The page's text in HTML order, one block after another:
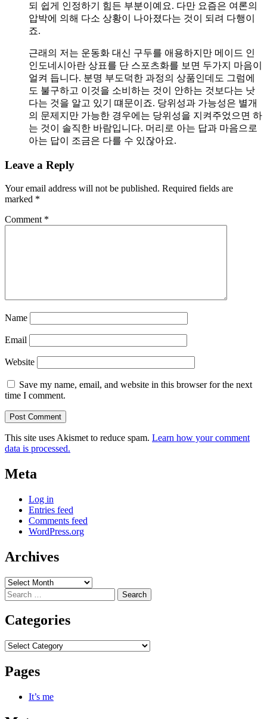
되 쉽게 인정하기 힘든 부분이예요. 다만 요즘은 여론의
압박에 의해 다소 상황이 나아졌다는 것이 되려 다행이
죠.
근래의 저는 운동화 대신 구두를 애용하지만 메이드 인
인도네시아란 상표를 단 스포츠화를 보면 두가지 마음이
얼켜 듭니다. 분명 부도덕한 과정의 상품인데도 그럼에
도 불구하고 이것을 소비하는 것이 안하는 것보다는 낫
다는 것을 알고 있기 떄문이죠. 당위성과 가능성은 별개
의 문제지만 가능한 경우에는 당위성을 지켜주었으면 하
는 것이 솔직한 바람입니다. 머리로 아는 답과 마음으로
아는 답이 조금은 다를 수 있잖아요.
Leave a Reply
Your email address will not be published. Required fields are
marked *
Comment *
Name
Email
Website
Save my name, email, and website in this browser for the next
time I comment.
This site uses Akismet to reduce spam. Learn how your comment
data is processed.
Meta
Log in
Entries feed
Comments feed
WordPress.org
Archives
Archives
Search
for:
Categories
Categories
Pages
It’s me